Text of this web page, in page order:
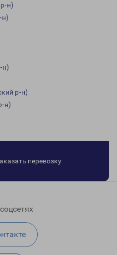
н)
н)
н)
р-н)
н)
перевозку